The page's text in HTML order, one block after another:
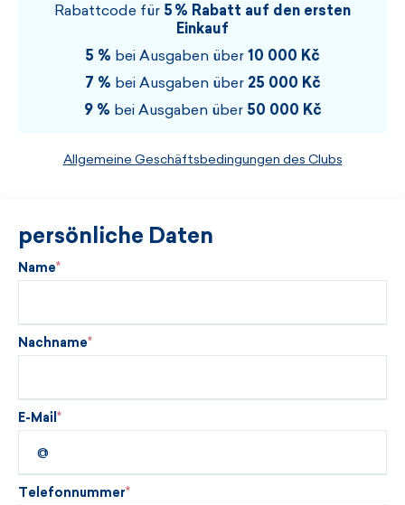
Rabattcode für 5 % Rabatt auf den ersten
Einkauf
5 % bei Ausgaben über 10 000 Kč
7 % bei Ausgaben über 25 000 Kč
9 % bei Ausgaben über 50 000 Kč
Allgemeine Geschäftsbedingungen des Clubs
persönliche Daten
Name
Nachname
E-Mail
Telefonnummer